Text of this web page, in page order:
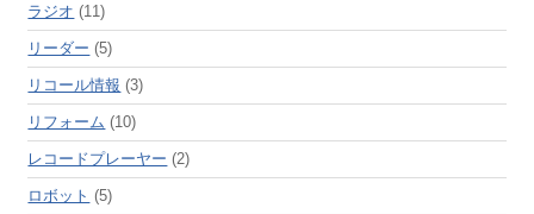
ラジオ (11)
リーダー (5)
リコール情報 (3)
リフォーム (10)
レコードプレーヤー (2)
ロボット (5)